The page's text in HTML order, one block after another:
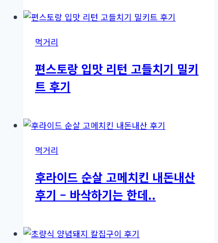
먹거리
편스토랑 입맛 리턴 고들치기 밀키
트 후기
먹거리
후라이드 순살 고메치킨 내돈내산
후기 – 바삭하기는 한데..